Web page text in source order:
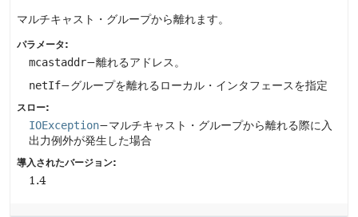
マルチキャスト・グループから離れます。
パラメータ:
mcastaddr−離れるアドレス。
netIf−グループを離れるローカル・インタフェースを指定
スロー:
IOException−マルチキャスト・グループから離れる際に入
出力例外が発生した場合
導入されたバージョン:
1.4